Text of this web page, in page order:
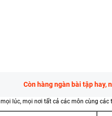
Còn hàng ngàn bài tập hay,
mọi lúc, mọi nơi tất cả các môn cùng các